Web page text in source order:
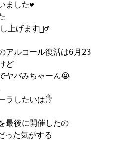
ました❤️
上げます🙇‍♂️
アルコール復活は6月23
ど
ヤバみちゃーん😭
ラしたいは✋
最後に開催したの
った気がする